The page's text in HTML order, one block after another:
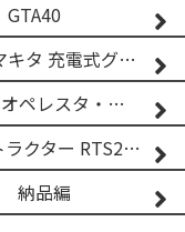
押すだけフィールドを制覇する！ マキタ 充電式グランドトリマー MUG001G
ISEKI 直進＆旋回アシストシステム（オペレスタ・ターン）搭載 イセキ 乗用田植機 PRJ8D-ZJL
低床トラクターで枝こなし イセキトラクター RTS205NS & フレールモア FNC1202F
納品編